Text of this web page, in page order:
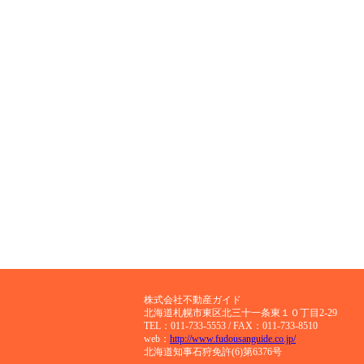
株式会社不動産ガイド
北海道札幌市東区北三十一条東１０丁目2-29
TEL： 011-733-5553 / FAX：011-733-8510
web： http://www.fudousanguide.co.jp/
北海道知事石狩免許(6)第6376号